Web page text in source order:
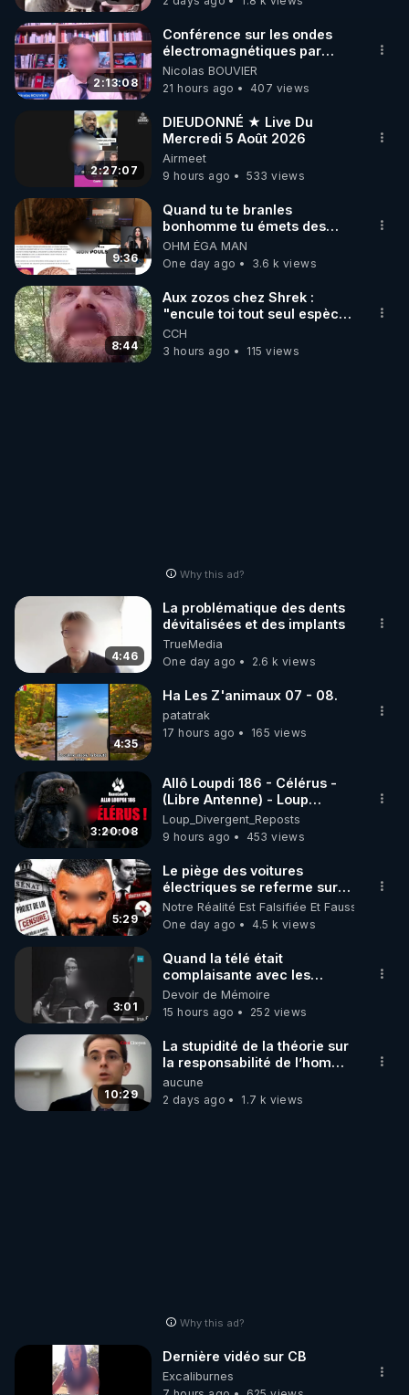
2:13:08
Conférence sur les ondes
électromagnétiques par
Grégoire Caustru et Bart de
Wever !
Nicolas BOUVIER
21 hours ago
407 views
2:27:07
DIEUDONNÉ ★ Live Du
Mercredi 5 Août 2026
Airmeet
9 hours ago
533 views
9:36
Quand tu te branles
bonhomme tu émets des
ondes ils ont juste omis de
t'expliquer
OHM ÉGA MAN
One day ago
3.6 k views
8:44
Aux zozos chez Shrek :
"encule toi tout seul espèce
de mal polish"
CCH
3 hours ago
115 views
Why this ad?
4:46
La problématique des dents
dévitalisées et des implants
TrueMedia
One day ago
2.6 k views
4:35
Ha Les Z'animaux 07 - 08.
patatrak
17 hours ago
165 views
3:20:08
Allô Loupdi 186 - Célérus -
(Libre Antenne) - Loup
Divergent 2026.08.06
Loup_Divergent_Reposts
9 hours ago
453 views
5:29
Le piège des voitures
électriques se referme sur
les usagers !
Notre Réalité Est Falsifiée Et Fausse
One day ago
4.5 k views
3:01
Quand la télé était
complaisante avec les
pédophiles
Devoir de Mémoire
15 hours ago
252 views
10:29
La stupidité de la théorie sur
la responsabilité de l’homme
concernant le dioxyde de
carbone.
aucune
2 days ago
1.7 k views
Why this ad?
Dernière vidéo sur CB
Excaliburnes